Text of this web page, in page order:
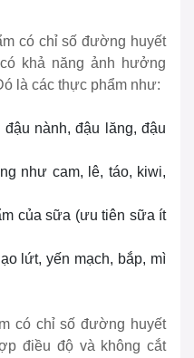
có chỉ số đường huyết
khả năng ảnh hưởng
là các thực phẩm như:
nành, đậu lăng, đậu
như cam, lê, táo, kiwi,
của sữa (ưu tiên sữa ít
lứt, yến mạch, bắp, mì
có chỉ số đường huyết
điều độ và không cắt